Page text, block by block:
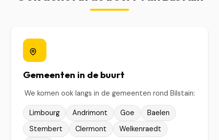
Gemeenten in de buurt
We komen ook langs in de gemeenten rond Bilstain:
Limbourg Andrimont Goe
Baelen
Stembert
Clermont
Welkenraedt